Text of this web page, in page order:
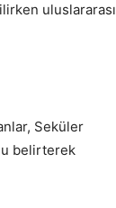
uluslararası
Seküler
belirterek